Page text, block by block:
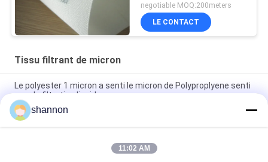
negotiable MOQ:200meters
LE CONTACT
Tissu filtrant de micron
Le polyester 1 micron a senti le micron de Polyproplyene senti
pour la filtration liquide
Festin de tissu filtrant de micron de polyester avec la filtration
liquide antistatique d'ingrédients de silicone
5 / Tissu de filtre de micron de PE de 10 microns antistatique
shannon
11:02 AM